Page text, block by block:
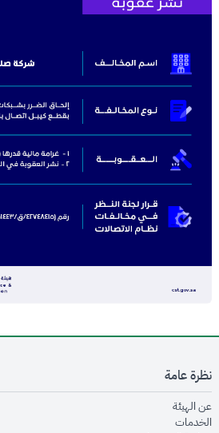
نظرة عامة
عن الهيئةopens in new window
الخدماتopens in new window